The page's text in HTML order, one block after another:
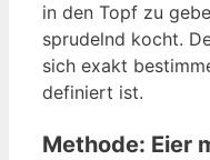
in den Topf zu
sprudelnd kocht.
sich exakt
definiert ist.
Methode: Eier